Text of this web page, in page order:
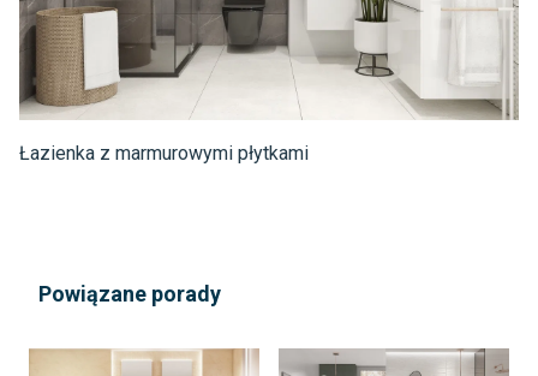
Łazienka z marmurowymi płytkami
Powiązane porady